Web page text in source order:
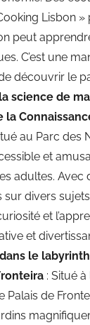
Lisbon »
peut
C’est une
découvrir le
science de
la
au Parc des
et
adultes. Avec
sur divers
et
et
le
: Situé
Palais de